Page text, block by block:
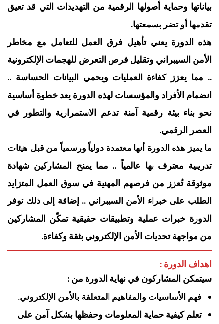
بياناتها وحماية أصولها الرقمية من التهديدات التي قد تعيق
تقدمها أو تضر بسمعتها.
هذه الدورة يعني تأهيل فرق العمل للتعامل مع مخاطر
الأمن السيبراني وتقليل فرص التعرض للهجمات الإلكترونية
.. مما يعزز كفاءة العمليات ويحمي البيانات الحساسة ..
انضمام الأفراد والمؤسسات لهذه الدورة يعد خطوة أساسية
نحو بناء بيئة رقمية آمنة تدعم الاستمرارية والتطور في
العصر الرقمي.
ما يميز هذه الدورة أنها معتمدة دولياً ورسمياً من قبل هيئات
تدريبية معترف بها عالمياً .. مما يمنح المشاركين شهادة
موثوقة تُعزز من فرصهم المهنية في سوق العمل المتزايد
الطلب على خبراء الأمن السيبراني .. إضافة إلى ذلك توفر
الدورة خبرات عملية وتطبيقات حقيقية تمكّن المشاركين
من مواجهة تحديات الأمن الإلكتروني بثقة وكفاءة.
اهداف الدورة :
سيتمكن المشاركون في نهاية الدورة من :
فهم الأساسيات والمفاهيم المتعلقة بالأمن الإلكتروني.
تعلم كيفية حماية المعلومات وحفظها بشكل آمن على